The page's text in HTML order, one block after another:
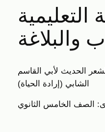
التعليمية
والبلاغة
الحديث لأبي القاسم
الشابي (إرادة الحياة)
الصف الخامس الثانوي